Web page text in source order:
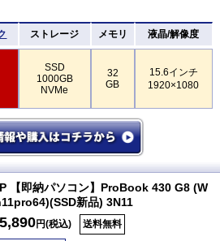
ストレージ メモリ 液晶/解像度
SSD
1000GB
NVMe
32
GB
15.6インチ
1920×1080
【即納パソコン】ProBook 430 G8 (W
新品) 3N11
円(税込) 送料無料